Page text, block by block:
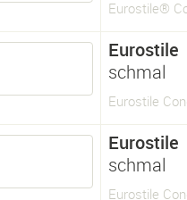
Eurostile®
Eurostile
schmal
Eurostile
Eurostile
schmal
Eurostile